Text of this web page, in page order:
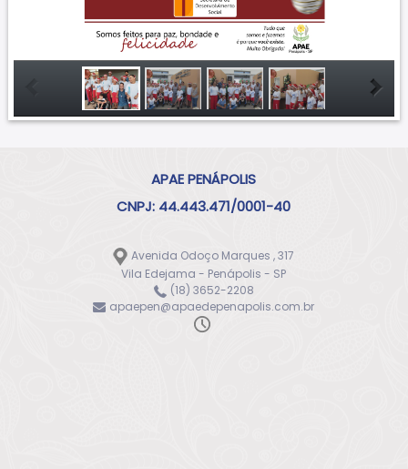
APAE PENÁPOLIS
CNPJ: 44.443.471/0001-40
Avenida Odoço Marques , 317
Vila Edejama - Penápolis - SP
(18) 3652-2208
apaepen@apaedepenapolis.com.br